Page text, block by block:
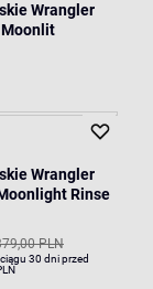
Wrangler
Moonlit
Wrangler
Rinse
PLN
30 dni przed